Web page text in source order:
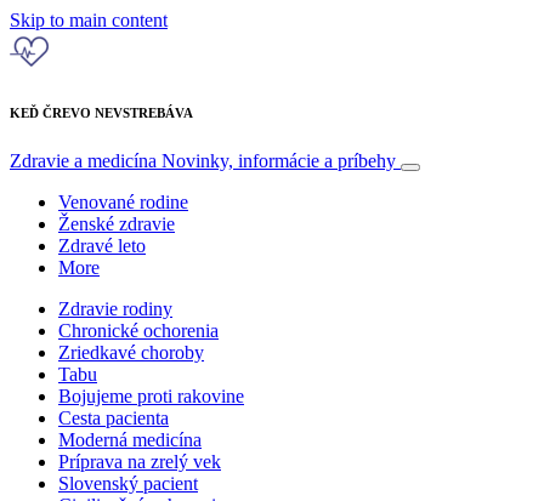
Skip to main content
KEĎ ČREVO NEVSTREBÁVA
Zdravie a medicína Novinky, informácie a príbehy
Venované rodine
Ženské zdravie
Zdravé leto
More
Zdravie rodiny
Chronické ochorenia
Zriedkavé choroby
Tabu
Bojujeme proti rakovine
Cesta pacienta
Moderná medicína
Príprava na zrelý vek
Slovenský pacient